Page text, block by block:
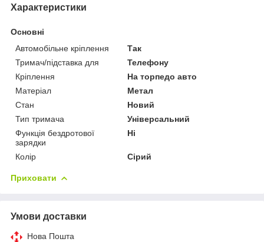
Характеристики
Основні
Автомобільне кріплення
Так
Тримач/підставка для
Телефону
Кріплення
На торпедо авто
Матеріал
Метал
Стан
Новий
Тип тримача
Універсальний
Функція бездротової
зарядки
Ні
Колір Сірий
Приховати
Умови доставки
Нова Пошта